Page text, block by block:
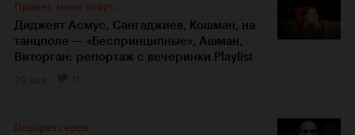
Привет, меня зовут…
Диджеят Асмус, Сангаджиев, Кошман, на
танцполе — «Беспринципные», Ашман,
Виторган: репортаж с вечеринки Playlist
Портрет героя